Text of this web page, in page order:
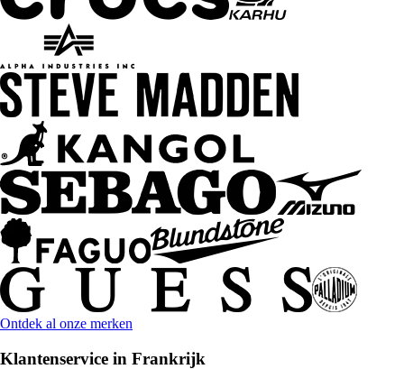
Ontdek al onze merken
Klantenservice in Frankrijk